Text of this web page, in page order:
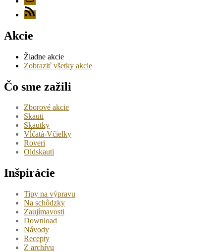
RSS
Akcie
Žiadne akcie
Zobraziť všetky akcie
Čo sme zažili
Zborové akcie
Skauti
Skautky
Vĺčatá-Včielky
Roveri
Oldskauti
Inšpirácie
Tipy na výpravu
Na schôdzky
Zaujímavosti
Download
Návody
Recepty
Z archívu